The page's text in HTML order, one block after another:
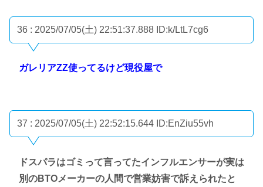
36 : 2025/07/05(土) 22:51:37.888 ID:k/LtL7cg6
ガレリアZZ使ってるけど現役屋で
37 : 2025/07/05(土) 22:52:15.644 ID:EnZiu55vh
ドスパラはゴミって言ってたインフルエンサーが実は
別のBTOメーカーの人間で営業妨害で訴えられたと